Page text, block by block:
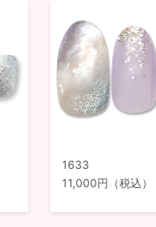
1633
11,000円（税込）